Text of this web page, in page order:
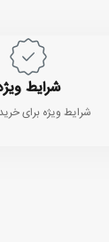
شرایط
شرایط ویژه برای